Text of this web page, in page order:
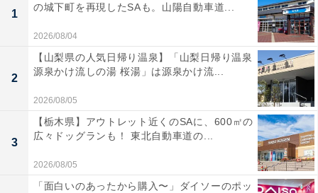
1
の城下町を再現したSAも。山陽自動車道...
2026/08/04
2
【山梨県の人気日帰り温泉】「山梨日帰り温泉
源泉かけ流しの湯 桜湯」は源泉かけ流...
2026/08/05
3
【栃木県】アウトレット近くのSAに、600㎡の
広々ドッグランも！ 東北自動車道の...
2026/08/05
「面白いのあったから購入〜」ダイソーのポッ